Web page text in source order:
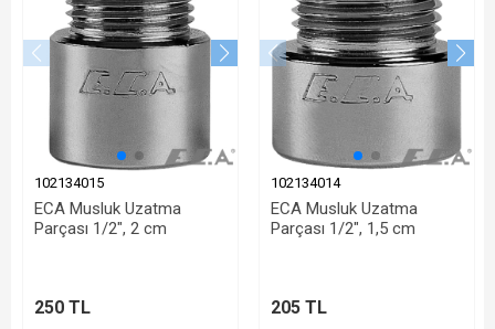
102134015
ECA Musluk Uzatma
Parçası 1/2", 2 cm
250 TL
102134014
ECA Musluk Uzatma
Parçası 1/2", 1,5 cm
205 TL